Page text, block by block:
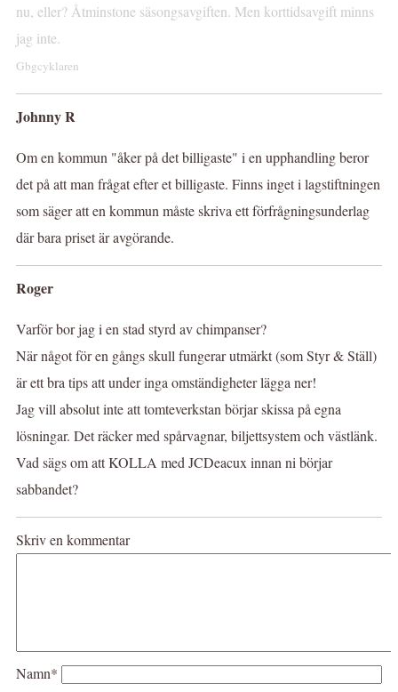
nu, eller? Åtminstone säsongsavgiften. Men korttidsavgift minns
jag inte.
Gbgcyklaren
Johnny R
Om en kommun "åker på det billigaste" i en upphandling beror
det på att man frågat efter et billigaste. Finns inget i lagstiftningen
som säger att en kommun måste skriva ett förfrågningsunderlag
där bara priset är avgörande.
Roger
Varför bor jag i en stad styrd av chimpanser?
När något för en gångs skull fungerar utmärkt (som Styr & Ställ)
är ett bra tips att under inga omständigheter lägga ner!
Jag vill absolut inte att tomteverkstan börjar skissa på egna
lösningar. Det räcker med spårvagnar, biljettsystem och västlänk.
Vad sägs om att KOLLA med JCDeacux innan ni börjar
sabbandet?
Skriv en kommentar
Namn*